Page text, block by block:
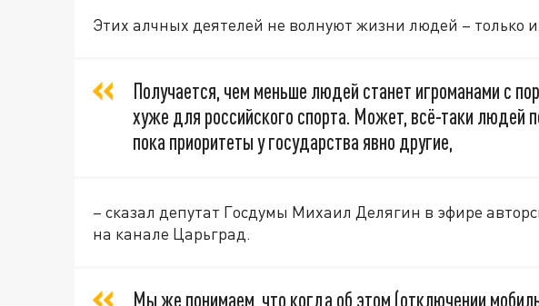
Этих алчных деятелей не волнуют жизни людей – только
Получается, чем меньше людей станет игроманами с
хуже для российского спорта. Может, всё-таки людей
пока приоритеты у государства явно другие,
– сказал депутат Госдумы Михаил Делягин в эфире
на канале Царьград.
Мы же понимаем, что когда об этом (отключении